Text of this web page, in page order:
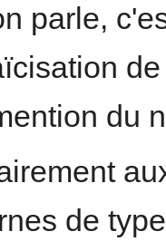
parle,
du
de